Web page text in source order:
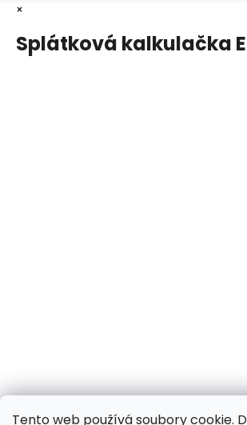
Tento web používá soubory cookie.
×
Splátková kalkulačka